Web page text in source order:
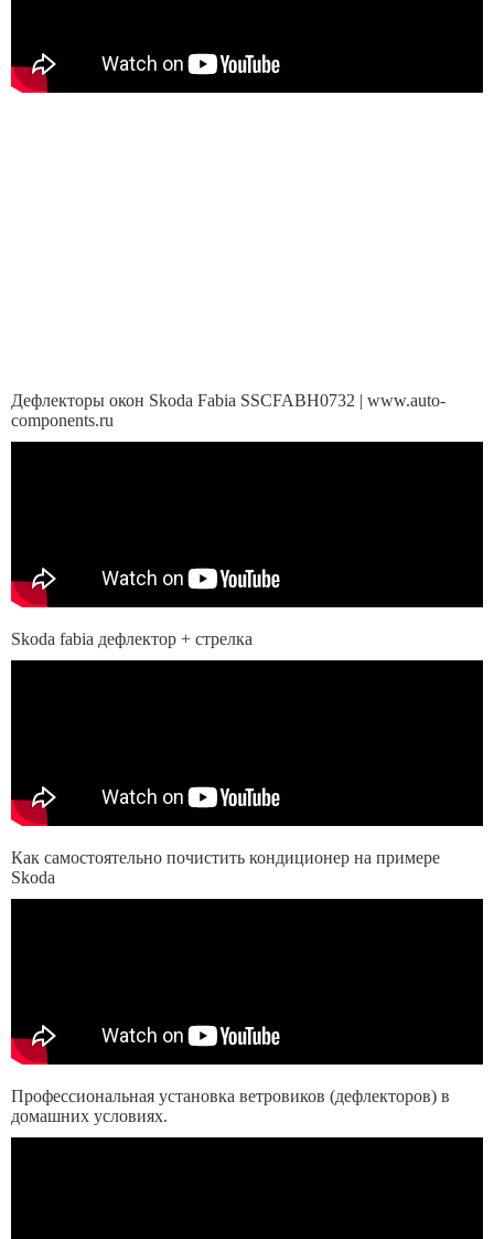
Дефлекторы окон Skoda Fabia SSCFABH0732 | www.auto-
components.ru
Skoda fabia дефлектор + стрелка
Как самостоятельно почистить кондиционер на примере
Skoda
Профессиональная установка ветровиков (дефлекторов) в
домашних условиях.